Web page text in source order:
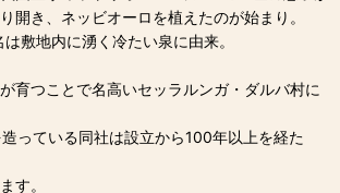
開き、ネッビオーロを植えたのが始まり。
敷地内に湧く冷たい泉に由来。
育つことで名高いセッラルンガ・ダルバ村に
っている同社は設立から100年以上を経た
す。